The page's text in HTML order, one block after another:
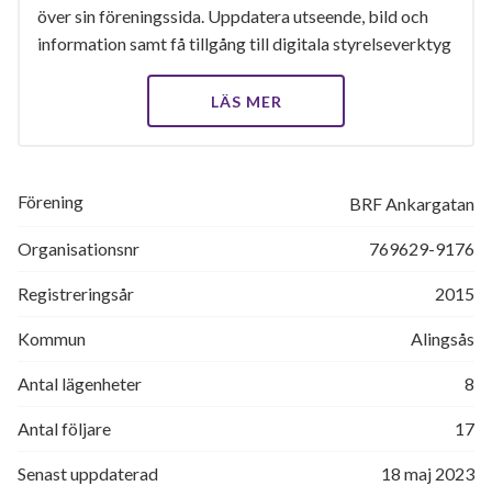
över sin föreningssida. Uppdatera utseende, bild och
information samt få tillgång till digitala styrelseverktyg
LÄS MER
Förening BRF Ankargatan
Organisationsnr 769629-9176
Registreringsår 2015
Kommun Alingsås
Antal lägenheter 8
Antal följare 17
Senast uppdaterad 18 maj 2023